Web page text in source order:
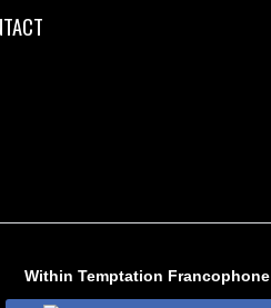
Within Temptation Francophone